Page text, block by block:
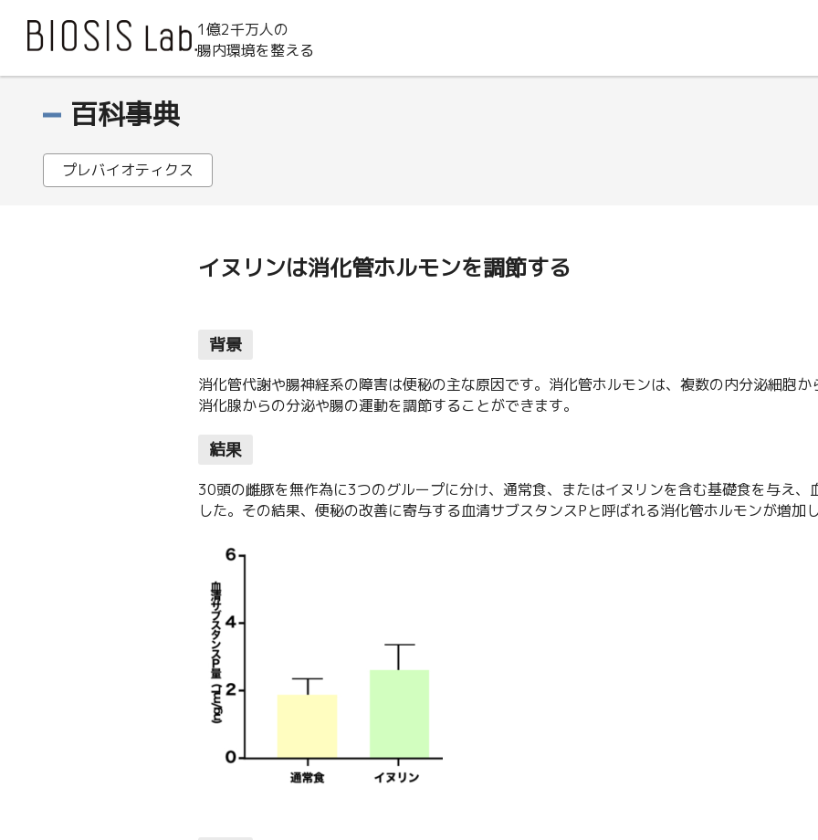
1億2千万人の
腸内環境を整える
百科事典
プレバイオティクス
イヌリンは消化管ホルモンを調節する
背景
消化管代謝や腸神経系の障害は便秘の主な原因です。消化管ホルモンは、複数の内分泌細胞か
消化腺からの分泌や腸の運動を調節することができます。
結果
30頭の雌豚を無作為に3つのグループに分け、通常食、またはイヌリンを含む基礎食を与え、
した。その結果、便秘の改善に寄与する血清サブスタンスPと呼ばれる消化管ホルモンが増加し